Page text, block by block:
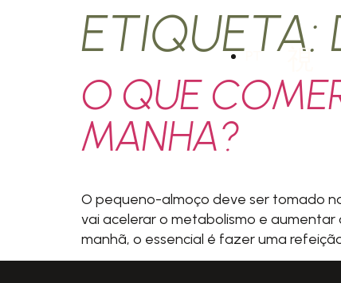
PT
ETIQUETA:
O QUE
MANHA?
O pequeno-almoço deve ser tomado
vai acelerar o metabolismo e
manhã, o essencial é fazer uma